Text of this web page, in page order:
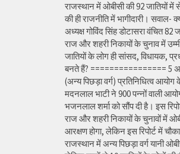
राजस्थान में ओबीसी की 92 जातियों में
की ही राजनीति में भागीदारी।
अध्यक्ष गोविंद सिंह डोटासरा वंचित 82
राज और शहरी निकायों के चुनाव में
जातियों के लोग ही सांसद, विधायक,
बनते हैं? ================ 5
(अन्य पिछड़ा वर्ग) प्रतिनिधित्व
मदनलाल भाटी ने 900 पन्नों वाली
भजनलाल शर्मा को सौंप दी है। इस
राज और शहरी निकायों के चुनावों में
आरक्षण होगा, लेकिन इस रिपोर्ट में
राजस्थान में अन्य पिछड़ा वर्ग यानी